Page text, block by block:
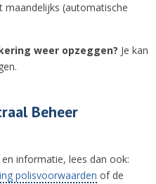
maandelijks (automatische
weer opzeggen? Je kan
Beheer
informatie, lees dan ook:
polisvoorwaarden of de